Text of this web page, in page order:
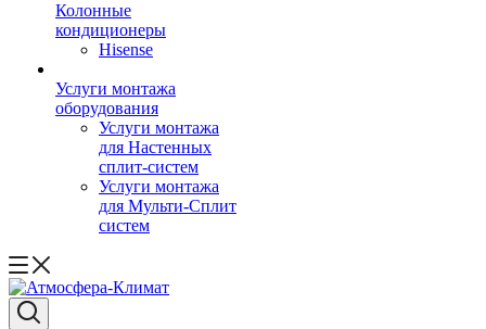
Колонные
кондиционеры
Hisense
Услуги монтажа
оборудования
Услуги монтажа
для Настенных
сплит-систем
Услуги монтажа
для Мульти-Сплит
систем